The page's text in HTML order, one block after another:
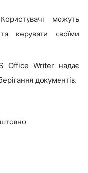
можуть
керувати своїми
Office Writer надає
документів.